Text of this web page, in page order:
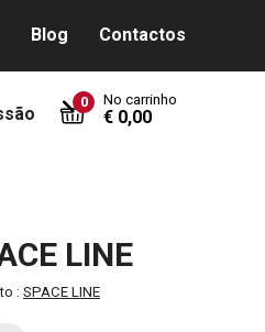
Blog Contactos
0 No carrinho
€ 0,00
LINE
: SPACE LINE